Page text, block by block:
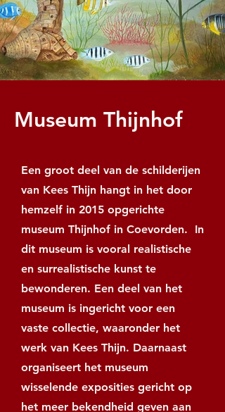
Museum Thijnhof
Een groot deel van de schilderijen
van Kees Thijn hangt in het door
hemzelf in 2015 opgerichte
museum Thijnhof in Coevorden. In
dit museum is vooral realistische
en surrealistische kunst te
bewonderen. Een deel van het
museum is ingericht voor een
vaste collectie, waaronder het
werk van Kees Thijn. Daarnaast
organiseert het museum
wisselende exposities gericht op
het meer bekendheid geven aan